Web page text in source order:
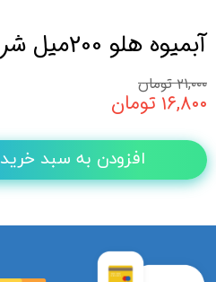
آبمیوه هلو 200میل شریسا
۲۱,۰۰۰ تومان
۱۶,۸۰۰ تومان
افزودن به سبد خرید